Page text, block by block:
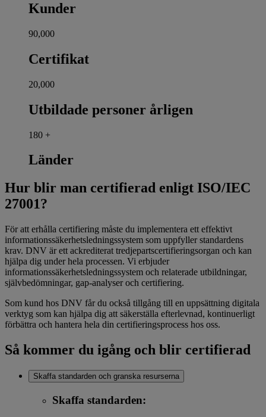
Kunder
90,000
Certifikat
20,000
Utbildade personer årligen
180 +
Länder
Hur blir man certifierad enligt ISO/IEC
27001?
För att erhålla certifiering måste du implementera ett effektivt
informationssäkerhetsledningssystem som uppfyller standardens
krav. DNV är ett ackrediterat tredjepartscertifieringsorgan och kan
hjälpa dig under hela processen. Vi erbjuder
informationssäkerhetsledningssystem och relaterade utbildningar,
självbedömningar, gap-analyser och certifiering.
Som kund hos DNV får du också tillgång till en uppsättning digitala
verktyg som kan hjälpa dig att säkerställa efterlevnad, kontinuerligt
förbättra och hantera hela din certifieringsprocess hos oss.
Så kommer du igång och blir certifierad
Skaffa standarden och granska resurserna
Skaffa standarden: